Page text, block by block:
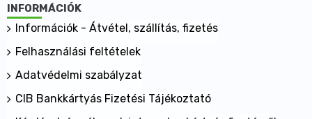
INFORMÁCIÓK
Információk - Átvétel, szállítás, fizetés
Felhasználási feltételek
Adatvédelmi szabályzat
CIB Bankkártyás Fizetési Tájékoztató